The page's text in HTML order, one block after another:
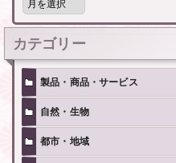
記
事
カテゴリー
製品・商品・サービス
自然・生物
都市・地域